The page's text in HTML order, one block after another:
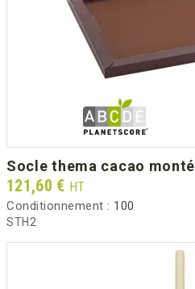
socle thema cacao monté
Prix
121,60 € HT
Conditionnement : 100
STH2